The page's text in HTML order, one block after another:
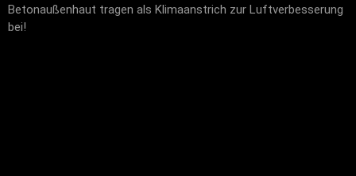
Betonaußenhaut tragen als Klimaanstrich zur Luftverbesserung
bei!